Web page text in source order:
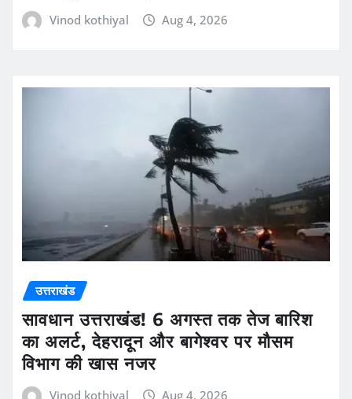
Vinod kothiyal Aug 4, 2026
उत्तराखंड
सावधान उत्तराखंड! 6 अगस्त तक तेज बारिश
का अलर्ट, देहरादून और बागेश्वर पर मौसम
विभाग की खास नजर
Vinod kothiyal Aug 4, 2026